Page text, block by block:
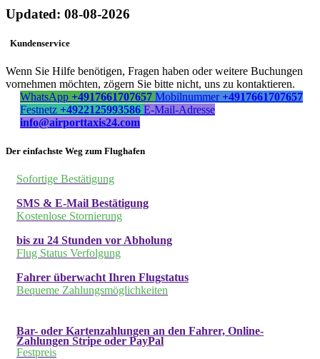
Updated: 08-08-2026
Kundenservice
Wenn Sie Hilfe benötigen, Fragen haben oder weitere Buchungen
vornehmen möchten, zögern Sie bitte nicht, uns zu kontaktieren.
WhatsApp +4917661707657 Mobilnummer +4917661707657
Festnetz +4922125993586 E-Mail-Adresse
info@airporttaxis24.com
Der einfachste Weg zum Flughafen
Sofortige Bestätigung
SMS & E-Mail Bestätigung
Kostenlose Stornierung
bis zu 24 Stunden vor Abholung
Flug Status Verfolgung
Fahrer überwacht Ihren Flugstatus
Bequeme Zahlungsmöglichkeiten
Bar- oder Kartenzahlungen an den Fahrer, Online-
Zahlungen Stripe oder PayPal
Festpreis